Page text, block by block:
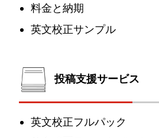
料金と納期
英文校正サンプル
投稿支援サービス
英文校正フルパック